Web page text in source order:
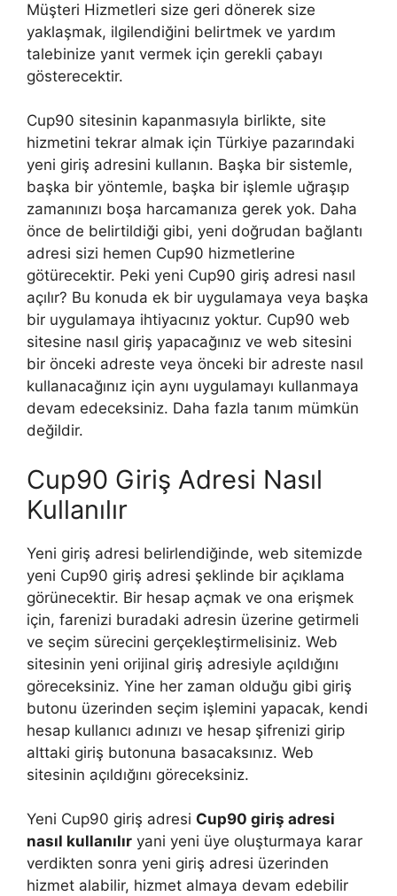
Müşteri Hizmetleri size geri dönerek size
yaklaşmak, ilgilendiğini belirtmek ve yardım
talebinize yanıt vermek için gerekli çabayı
gösterecektir.
Cup90 sitesinin kapanmasıyla birlikte, site
hizmetini tekrar almak için Türkiye pazarındaki
yeni giriş adresini kullanın. Başka bir sistemle,
başka bir yöntemle, başka bir işlemle uğraşıp
zamanınızı boşa harcamanıza gerek yok. Daha
önce de belirtildiği gibi, yeni doğrudan bağlantı
adresi sizi hemen Cup90 hizmetlerine
götürecektir. Peki yeni Cup90 giriş adresi nasıl
açılır? Bu konuda ek bir uygulamaya veya başka
bir uygulamaya ihtiyacınız yoktur. Cup90 web
sitesine nasıl giriş yapacağınız ve web sitesini
bir önceki adreste veya önceki bir adreste nasıl
kullanacağınız için aynı uygulamayı kullanmaya
devam edeceksiniz. Daha fazla tanım mümkün
değildir.
Cup90 Giriş Adresi Nasıl
Kullanılır
Yeni giriş adresi belirlendiğinde, web sitemizde
yeni Cup90 giriş adresi şeklinde bir açıklama
görünecektir. Bir hesap açmak ve ona erişmek
için, farenizi buradaki adresin üzerine getirmeli
ve seçim sürecini gerçekleştirmelisiniz. Web
sitesinin yeni orijinal giriş adresiyle açıldığını
göreceksiniz. Yine her zaman olduğu gibi giriş
butonu üzerinden seçim işlemini yapacak, kendi
hesap kullanıcı adınızı ve hesap şifrenizi girip
alttaki giriş butonuna basacaksınız. Web
sitesinin açıldığını göreceksiniz.
Yeni Cup90 giriş adresi Cup90 giriş adresi
nasıl kullanılır yani yeni üye oluşturmaya karar
verdikten sonra yeni giriş adresi üzerinden
hizmet alabilir, hizmet almaya devam edebilir